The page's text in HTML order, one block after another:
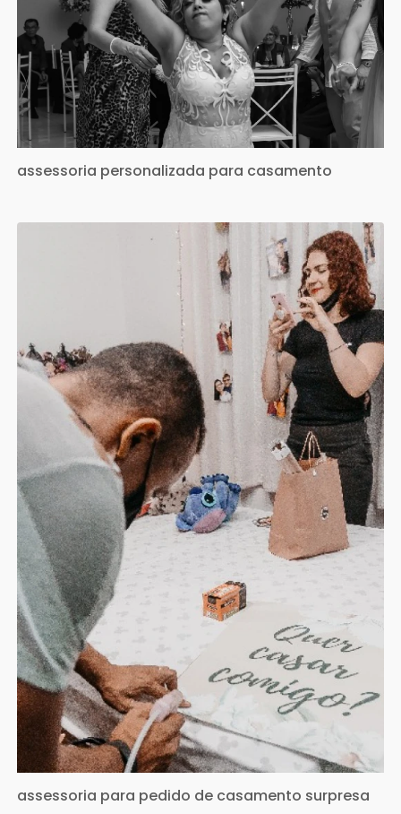
assessoria personalizada para casamento
assessoria para pedido de casamento surpresa